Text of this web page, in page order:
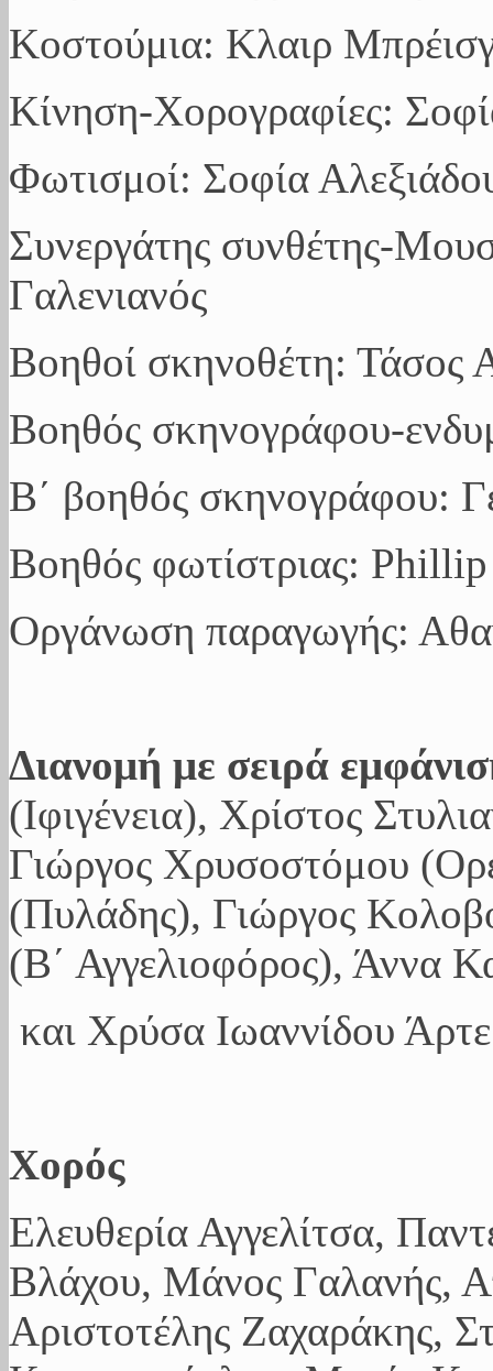
Κοστούμια: Κλαιρ
Κίνηση-Χορογραφίες:
Φωτισμοί: Σοφία
Συνεργάτης συνθέτης-
Γαλενιανός
Βοηθοί σκηνοθέτη: Τάσος
Βοηθός σκηνογράφου-
Β΄ βοηθός σκηνογράφου:
Βοηθός φωτίστριας:
Οργάνωση παραγωγής:
Διανομή με σειρά
(Ιφιγένεια), Χρίστος
Γιώργος Χρυσοστόμου
(Πυλάδης), Γιώργος
(Β΄ Αγγελιοφόρος), Άννα
και Χρύσα Ιωαννίδου
Χορός
Ελευθερία Αγγελίτσα,
Βλάχου, Μάνος Γαλανής,
Αριστοτέλης Ζαχαράκης,